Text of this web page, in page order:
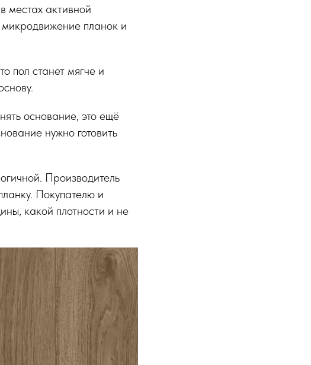
местах активной
микродвижение планок и
пол станет мягче и
основание, это ещё
нужно готовить
Производитель
Покупателю и
какой плотности и не